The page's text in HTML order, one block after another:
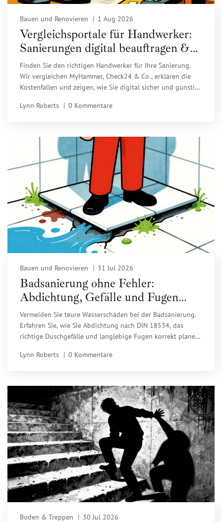
Bauen und Renovieren 1 Aug 2026
Vergleichsportale für Handwerker:
Sanierungen digital beauftragen &
sparen
Finden Sie den richtigen Handwerker für Ihre Sanierung.
Wir vergleichen MyHammer, Check24 & Co., erklären die
Kostenfallen und zeigen, wie Sie digital sicher und günstig
Lynn Roberts
0 Kommentare
Bauen und Renovieren 31 Jul 2026
Badsanierung ohne Fehler:
Abdichtung, Gefälle und Fugen
richtig planen
Vermeiden Sie teure Wasserschäden bei der Badsanierung.
Erfahren Sie, wie Sie Abdichtung nach DIN 18534, das
richtige Duschgefälle und langlebige Fugen korrekt planen
Lynn Roberts
0 Kommentare
Boden & Treppen 30 Jul 2026